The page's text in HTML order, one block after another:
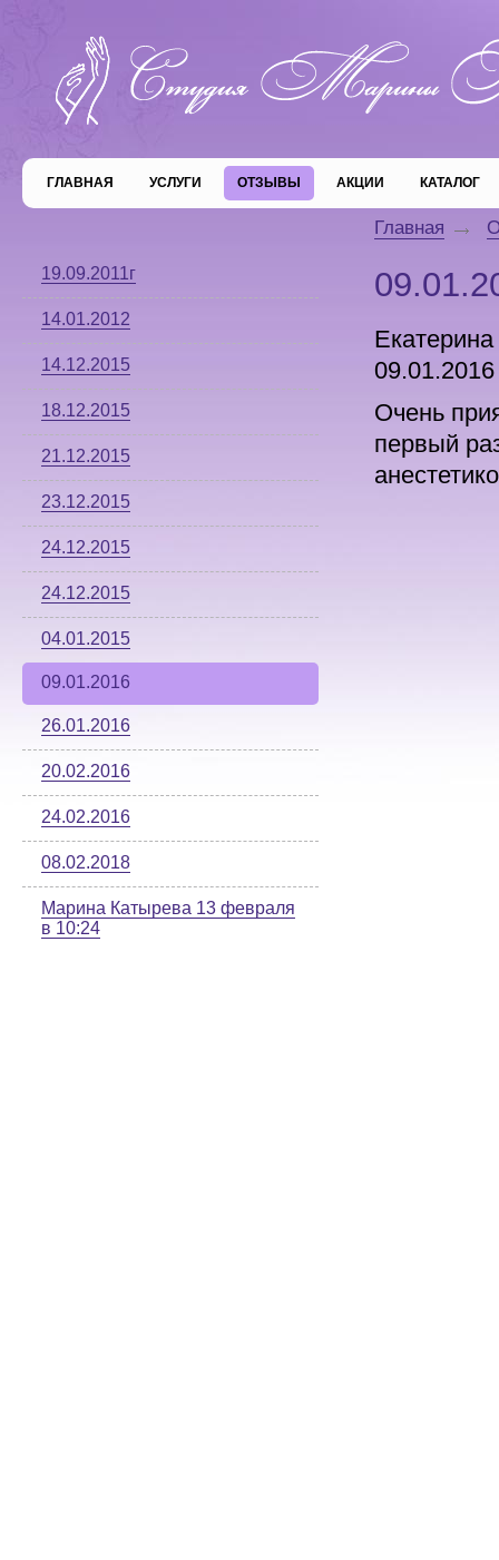
ГЛАВНАЯ УСЛУГИ ОТЗЫВЫ АКЦИИ КАТАЛОГ
19.09.2011г
14.01.2012
14.12.2015
18.12.2015
21.12.2015
23.12.2015
24.12.2015
24.12.2015
04.01.2015
09.01.2016
26.01.2016
20.02.2016
24.02.2016
08.02.2018
Марина Катырева 13 февраля
в 10:24
Главная
Очень
первый